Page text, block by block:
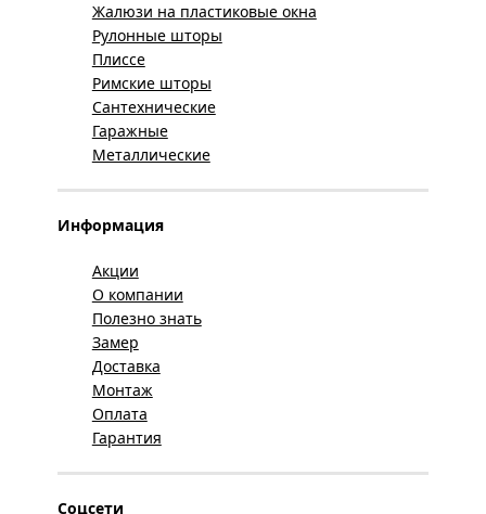
Жалюзи на пластиковые окна
Рулонные шторы
Плиссе
Римские шторы
Сантехнические
Гаражные
Металлические
Информация
Акции
О компании
Полезно знать
Замер
Доставка
Монтаж
Оплата
Гарантия
Соцсети